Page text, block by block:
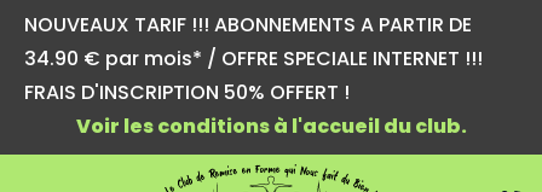
NOUVEAUX TARIF !!! ABONNEMENTS A PARTIR DE
34.90 € par mois* / OFFRE SPECIALE INTERNET !!!
FRAIS D'INSCRIPTION 50% OFFERT !
Voir les conditions à l'accueil du club.